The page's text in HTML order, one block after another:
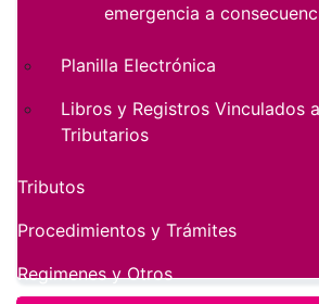
emergencia a
Planilla Electrónica
Libros y Registros Vinculados
Tributarios
Tributos
Procedimientos y Trámites
Regimenes y Otros